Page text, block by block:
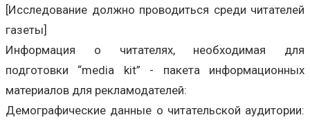
[Исследование должно проводиться среди читателей
газеты]
Информация о читателях, необходимая для
подготовки “media kit” - пакета информационных
материалов для рекламодателей:
Демографические данные о читательской аудитории: